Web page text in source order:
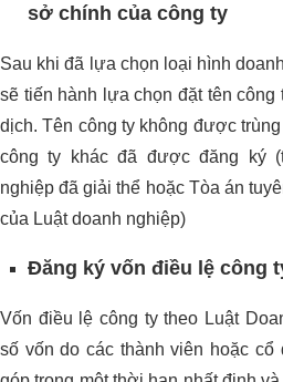
sở chính của công ty
Sau khi đã lựa chọn loại hình
sẽ tiến hành lựa chọn đặt tên
dịch. Tên công ty không được
công ty khác đã được đăng ký
nghiệp đã giải thể hoặc Tòa án
của Luật doanh nghiệp)
Đăng ký vốn điều lệ công
Vốn điều lệ công ty theo Luật
số vốn do các thành viên hoặc cổ